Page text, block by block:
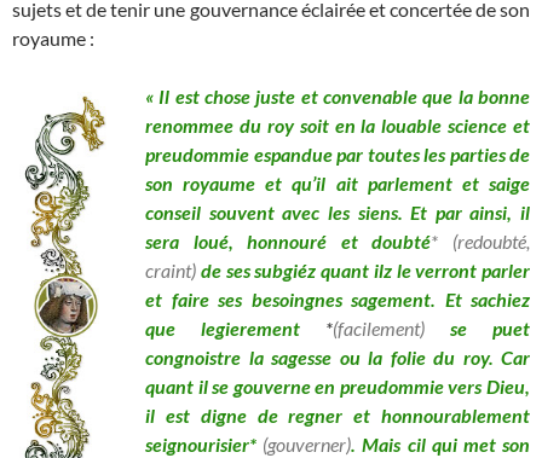
sujets et de tenir une gouvernance éclairée et concertée de son
royaume :
« Il est chose juste et convenable que la bonne
renommee du roy soit en la louable science et
preudommie espandue par toutes les parties de
son royaume et qu’il ait parlement et saige
conseil souvent avec les siens. Et par ainsi, il
sera loué, honnouré et doubté* (redoubté,
craint) de ses subgiéz quant ilz le verront parler
et faire ses besoingnes sagement. Et sachiez
que legierement *(facilement) se puet
congnoistre la sagesse ou la folie du roy. Car
quant il se gouverne en preudommie vers Dieu,
il est digne de regner et honnourablement
seignourisier* (gouverner). Mais cil qui met son